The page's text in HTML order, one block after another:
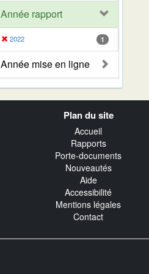
Année rapport
2022 1
Année mise en ligne
Plan du site
Accueil
Rapports
Porte-documents
Nouveautés
Aide
Accessibilité
Mentions légales
Contact